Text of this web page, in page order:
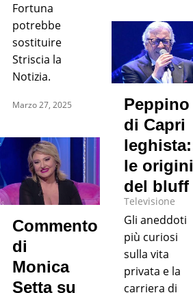
Fortuna
potrebbe
sostituire
Striscia la
Notizia.
Marzo 27, 2025
Peppino
di Capri
leghista:
le origini
del bluff
Televisione
Gli aneddoti
più curiosi
sulla vita
privata e la
carriera di
Commento
di
Monica
Setta su